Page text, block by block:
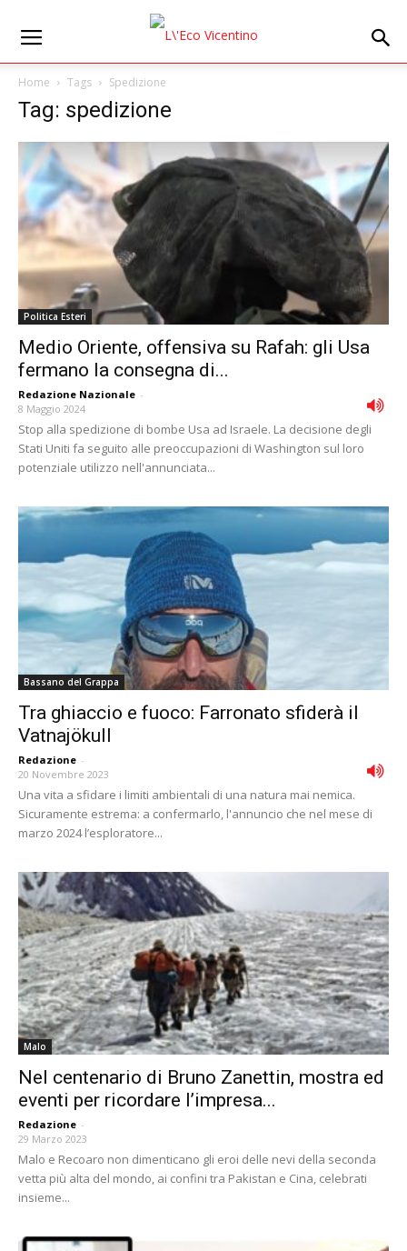
Home Tags Spedizione
Tag: spedizione
Politica Esteri
Medio Oriente, offensiva su Rafah: gli Usa
fermano la consegna di...
Redazione Nazionale -
8 Maggio 2024
Stop alla spedizione di bombe Usa ad Israele. La decisione degli
Stati Uniti fa seguito alle preoccupazioni di Washington sul loro
potenziale utilizzo nell'annunciata...
Bassano del Grappa
Tra ghiaccio e fuoco: Farronato sfiderà il
Vatnajökull
Redazione -
20 Novembre 2023
Una vita a sfidare i limiti ambientali di una natura mai nemica.
Sicuramente estrema: a confermarlo, l'annuncio che nel mese di
marzo 2024 l’esploratore...
Malo
Nel centenario di Bruno Zanettin, mostra ed
eventi per ricordare l’impresa...
Redazione -
29 Marzo 2023
Malo e Recoaro non dimenticano gli eroi delle nevi della seconda
vetta più alta del mondo, ai confini tra Pakistan e Cina, celebrati
insieme...